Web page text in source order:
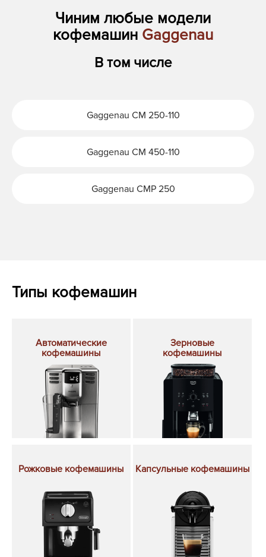
Чиним любые модели
кофемашин Gaggenau
В том числе
Gaggenau CM 250-110
Gaggenau CM 450-110
Gaggenau CMP 250
Типы кофемашин
Автоматические
кофемашины
Зерновые
кофемашины
Рожковые кофемашины Капсульные кофемашины